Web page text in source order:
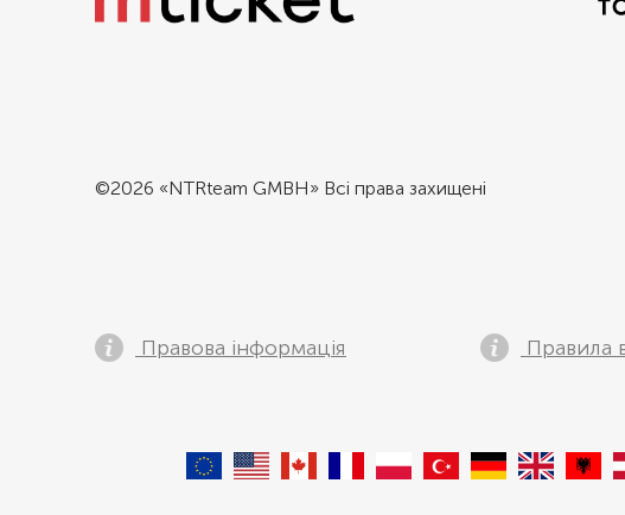
©2026 «NTRteam GMBH» Всі права захищені
Правова інформація Правила